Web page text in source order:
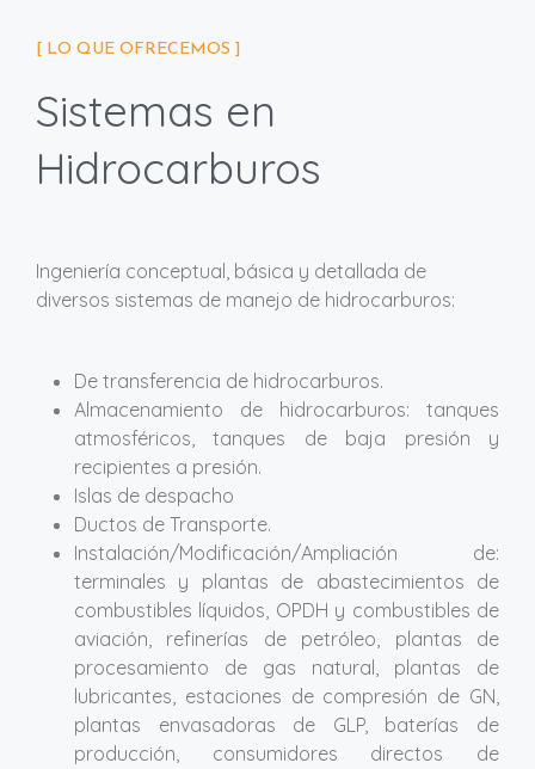
[ LO QUE OFRECEMOS ]
Sistemas en
Hidrocarburos
Ingeniería conceptual, básica y detallada de
diversos sistemas de manejo de hidrocarburos:
De transferencia de hidrocarburos.
Almacenamiento de hidrocarburos: tanques
atmosféricos, tanques de baja presión y
recipientes a presión.
Islas de despacho
Ductos de Transporte.
Instalación/Modificación/Ampliación de:
terminales y plantas de abastecimientos de
combustibles líquidos, OPDH y combustibles de
aviación, refinerías de petróleo, plantas de
procesamiento de gas natural, plantas de
lubricantes, estaciones de compresión de GN,
plantas envasadoras de GLP, baterías de
producción, consumidores directos de